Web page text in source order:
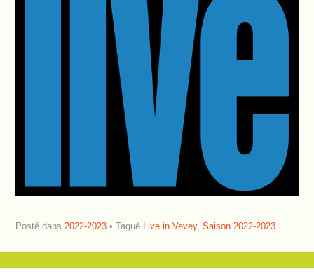
Posté dans 2022-2023 Tagué Live in Vevey, Saison 2022-2023